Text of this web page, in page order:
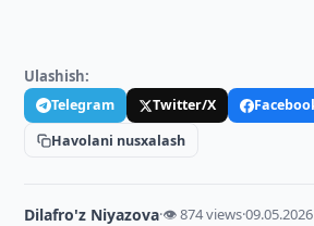
Ulashish:
Telegram Twitter/X
Havolani nusxalash
Dilafro'z Niyazova·👁 874 views·